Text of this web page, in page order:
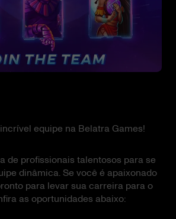
equipe na Belatra Games!
de profissionais talentosos para se
dinâmica. Se você é apaixonado
para levar sua carreira para o
as oportunidades abaixo: